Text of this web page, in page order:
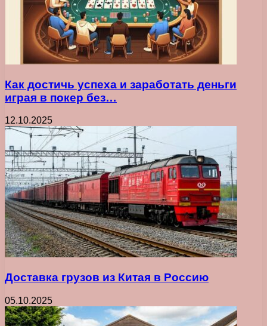
Как достичь успеха и заработать деньги
играя в покер без…
12.10.2025
Доставка грузов из Китая в Россию
05.10.2025